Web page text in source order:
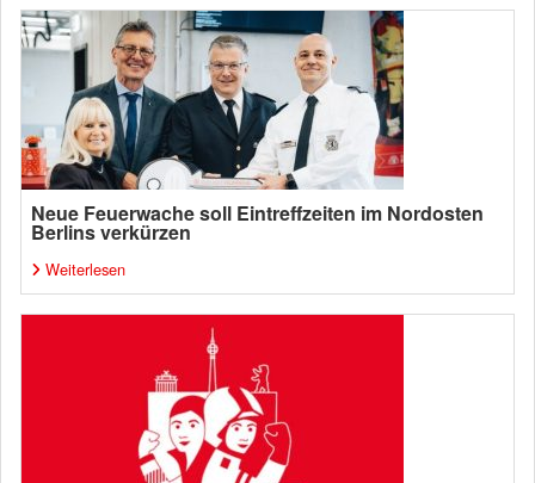
Neue Feuerwache soll Eintreffzeiten im Nordosten
Berlins verkürzen
Weiterlesen